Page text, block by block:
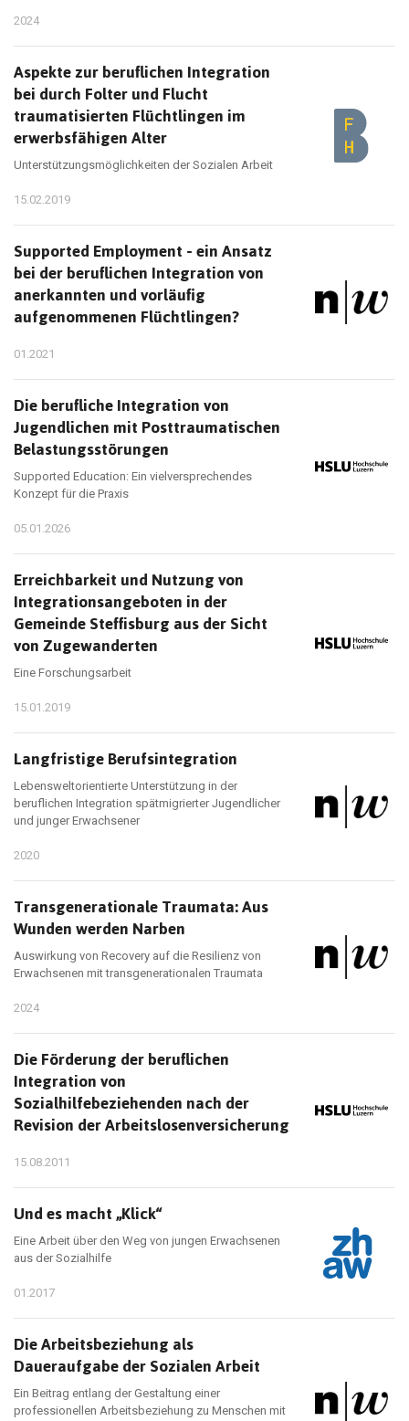
2024
Aspekte zur beruflichen Integration
bei durch Folter und Flucht
traumatisierten Flüchtlingen im
erwerbsfähigen Alter
Unterstützungsmöglichkeiten der Sozialen Arbeit
15.02.2019
Supported Employment - ein Ansatz
bei der beruflichen Integration von
anerkannten und vorläufig
aufgenommenen Flüchtlingen?
01.2021
Die berufliche Integration von
Jugendlichen mit Posttraumatischen
Belastungsstörungen
Supported Education: Ein vielversprechendes
Konzept für die Praxis
05.01.2026
Erreichbarkeit und Nutzung von
Integrationsangeboten in der
Gemeinde Steffisburg aus der Sicht
von Zugewanderten
Eine Forschungsarbeit
15.01.2019
Langfristige Berufsintegration
Lebensweltorientierte Unterstützung in der
beruflichen Integration spätmigrierter Jugendlicher
und junger Erwachsener
2020
Transgenerationale Traumata: Aus
Wunden werden Narben
Auswirkung von Recovery auf die Resilienz von
Erwachsenen mit transgenerationalen Traumata
2024
Die Förderung der beruflichen
Integration von
Sozialhilfebeziehenden nach der
Revision der Arbeitslosenversicherung
15.08.2011
Und es macht „Klick“
Eine Arbeit über den Weg von jungen Erwachsenen
aus der Sozialhilfe
01.2017
Die Arbeitsbeziehung als
Daueraufgabe der Sozialen Arbeit
Ein Beitrag entlang der Gestaltung einer
professionellen Arbeitsbeziehung zu Menschen mit